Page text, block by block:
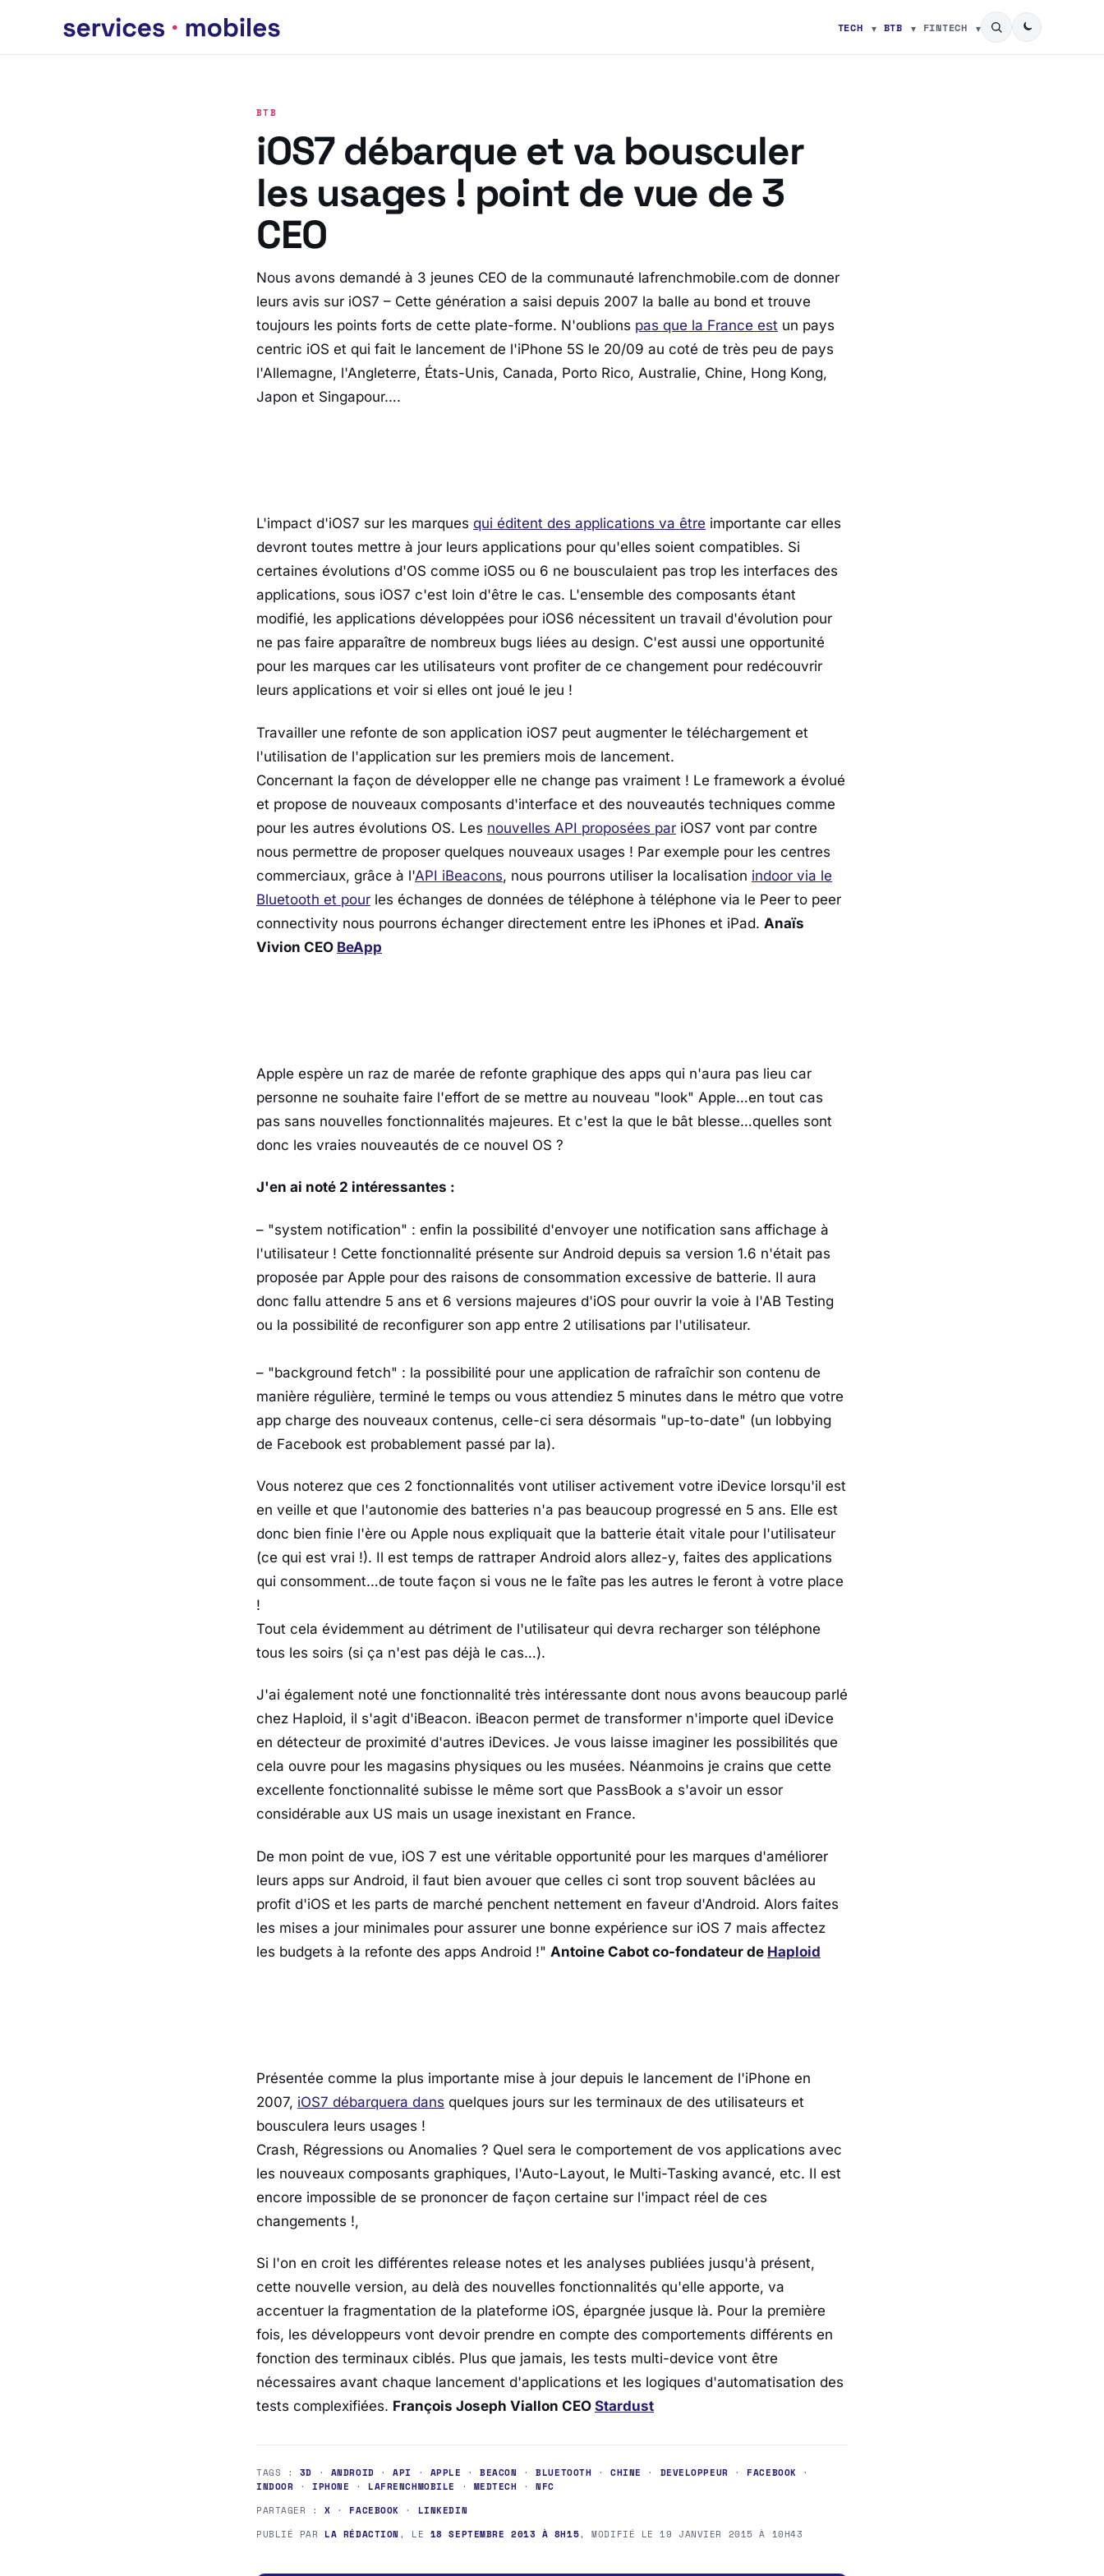
TECH BTB FINTECH
BTB
iOS7 débarque et va bousculer
les usages ! point de vue de 3
CEO
Nous avons demandé à 3 jeunes CEO de la communauté lafrenchmobile.com de donner
leurs avis sur iOS7 – Cette génération a saisi depuis 2007 la balle au bond et trouve
toujours les points forts de cette plate-forme. N'oublions pas que la France est un pays
centric iOS et qui fait le lancement de l'iPhone 5S le 20/09 au coté de très peu de pays
l'Allemagne, l'Angleterre, États-Unis, Canada, Porto Rico, Australie, Chine, Hong Kong,
Japon et Singapour….
L'impact d'iOS7 sur les marques qui éditent des applications va être importante car elles
devront toutes mettre à jour leurs applications pour qu'elles soient compatibles. Si
certaines évolutions d'OS comme iOS5 ou 6 ne bousculaient pas trop les interfaces des
applications, sous iOS7 c'est loin d'être le cas. L'ensemble des composants étant
modifié, les applications développées pour iOS6 nécessitent un travail d'évolution pour
ne pas faire apparaître de nombreux bugs liées au design. C'est aussi une opportunité
pour les marques car les utilisateurs vont profiter de ce changement pour redécouvrir
leurs applications et voir si elles ont joué le jeu !
Travailler une refonte de son application iOS7 peut augmenter le téléchargement et
l'utilisation de l'application sur les premiers mois de lancement.
Concernant la façon de développer elle ne change pas vraiment ! Le framework a évolué
et propose de nouveaux composants d'interface et des nouveautés techniques comme
pour les autres évolutions OS. Les nouvelles API proposées par iOS7 vont par contre
nous permettre de proposer quelques nouveaux usages ! Par exemple pour les centres
commerciaux, grâce à l'API iBeacons, nous pourrons utiliser la localisation indoor via le
Bluetooth et pour les échanges de données de téléphone à téléphone via le Peer to peer
connectivity nous pourrons échanger directement entre les iPhones et iPad. Anaïs
Vivion CEO BeApp
Apple espère un raz de marée de refonte graphique des apps qui n'aura pas lieu car
personne ne souhaite faire l'effort de se mettre au nouveau "look" Apple…en tout cas
pas sans nouvelles fonctionnalités majeures. Et c'est la que le bât blesse…quelles sont
donc les vraies nouveautés de ce nouvel OS ?
J'en ai noté 2 intéressantes :
– "system notification" : enfin la possibilité d'envoyer une notification sans affichage à
l'utilisateur ! Cette fonctionnalité présente sur Android depuis sa version 1.6 n'était pas
proposée par Apple pour des raisons de consommation excessive de batterie. Il aura
donc fallu attendre 5 ans et 6 versions majeures d'iOS pour ouvrir la voie à l'AB Testing
ou la possibilité de reconfigurer son app entre 2 utilisations par l'utilisateur.
– "background fetch" : la possibilité pour une application de rafraîchir son contenu de
manière régulière, terminé le temps ou vous attendiez 5 minutes dans le métro que votre
app charge des nouveaux contenus, celle-ci sera désormais "up-to-date" (un lobbying
de Facebook est probablement passé par la).
Vous noterez que ces 2 fonctionnalités vont utiliser activement votre iDevice lorsqu'il est
en veille et que l'autonomie des batteries n'a pas beaucoup progressé en 5 ans. Elle est
donc bien finie l'ère ou Apple nous expliquait que la batterie était vitale pour l'utilisateur
(ce qui est vrai !). Il est temps de rattraper Android alors allez-y, faites des applications
qui consomment…de toute façon si vous ne le faîte pas les autres le feront à votre place
!
Tout cela évidemment au détriment de l'utilisateur qui devra recharger son téléphone
tous les soirs (si ça n'est pas déjà le cas…).
J'ai également noté une fonctionnalité très intéressante dont nous avons beaucoup parlé
chez Haploid, il s'agit d'iBeacon. iBeacon permet de transformer n'importe quel iDevice
en détecteur de proximité d'autres iDevices. Je vous laisse imaginer les possibilités que
cela ouvre pour les magasins physiques ou les musées. Néanmoins je crains que cette
excellente fonctionnalité subisse le même sort que PassBook a s'avoir un essor
considérable aux US mais un usage inexistant en France.
De mon point de vue, iOS 7 est une véritable opportunité pour les marques d'améliorer
leurs apps sur Android, il faut bien avouer que celles ci sont trop souvent bâclées au
profit d'iOS et les parts de marché penchent nettement en faveur d'Android. Alors faites
les mises a jour minimales pour assurer une bonne expérience sur iOS 7 mais affectez
les budgets à la refonte des apps Android !" Antoine Cabot co-fondateur de Haploid
Présentée comme la plus importante mise à jour depuis le lancement de l'iPhone en
2007, iOS7 débarquera dans quelques jours sur les terminaux de des utilisateurs et
bousculera leurs usages !
Crash, Régressions ou Anomalies ? Quel sera le comportement de vos applications avec
les nouveaux composants graphiques, l'Auto-Layout, le Multi-Tasking avancé, etc. Il est
encore impossible de se prononcer de façon certaine sur l'impact réel de ces
changements !,
Si l'on en croit les différentes release notes et les analyses publiées jusqu'à présent,
cette nouvelle version, au delà des nouvelles fonctionnalités qu'elle apporte, va
accentuer la fragmentation de la plateforme iOS, épargnée jusque là. Pour la première
fois, les développeurs vont devoir prendre en compte des comportements différents en
fonction des terminaux ciblés. Plus que jamais, les tests multi-device vont être
nécessaires avant chaque lancement d'applications et les logiques d'automatisation des
tests complexifiées. François Joseph Viallon CEO Stardust
TAGS : 3D · ANDROID ·API · APPLE ·BEACON ·BLUETOOTH ·CHINE · DEVELOPPEUR · FACEBOOK ·
INDOOR ·IPHONE · LAFRENCHMOBILE · MEDTECH ·NFC
PARTAGER :X · FACEBOOK · LINKEDIN
PUBLIÉ PAR LA RÉDACTION , LE 18 SEPTEMBRE 2013 À 8H15, MODIFIÉ LE19 JANVIER 2015 À 10H43